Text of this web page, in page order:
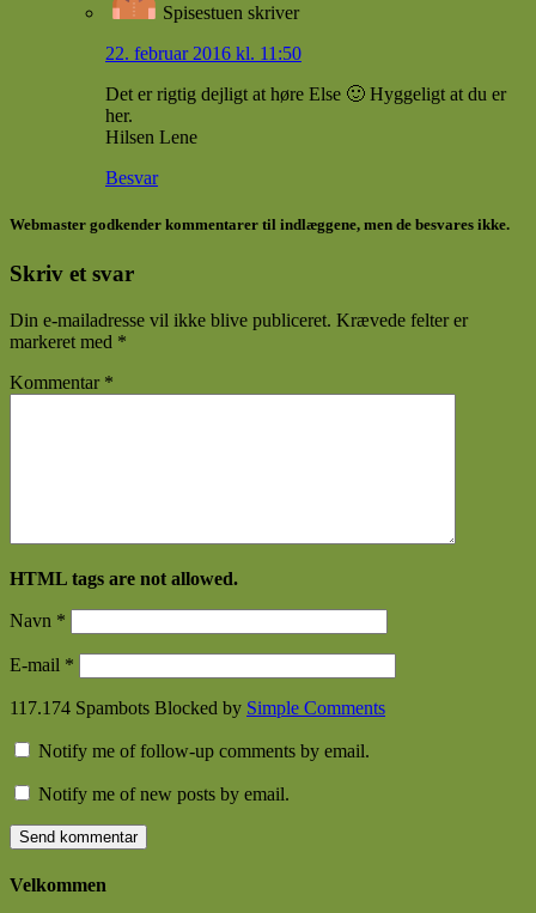
Spisestuen skriver
22. februar 2016 kl. 11:50
Det er rigtig dejligt at høre Else 🙂 Hyggeligt at du er
her.
Hilsen Lene
Besvar
Webmaster godkender kommentarer til indlæggene, men de besvares ikke.
Skriv et svar
Din e-mailadresse vil ikke blive publiceret. Krævede felter er
markeret med *
Kommentar *
HTML tags are not allowed.
Navn *
E-mail *
117.174 Spambots Blocked by Simple Comments
Notify me of follow-up comments by email.
Notify me of new posts by email.
Velkommen